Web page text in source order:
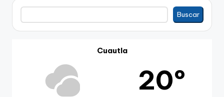
Buscar
Buscar
Cuautla
20º